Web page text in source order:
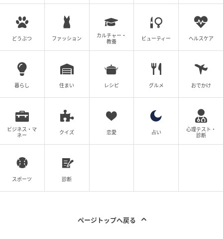
どうぶつ ファッション
カルチャー・
教養
ビューティー ヘルスケア
暮らし 住まい レシピ グルメ おでかけ
ビジネス・マ
ネー
クイズ 恋愛 占い
心理テスト・
診断
スポーツ 診断
ページトップへ戻る